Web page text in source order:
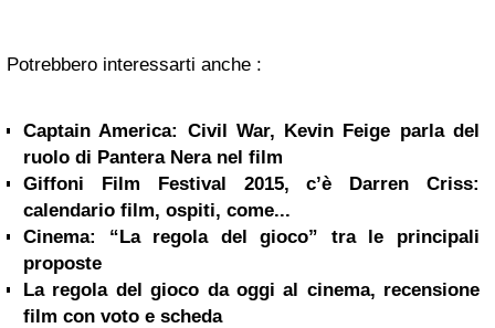
Potrebbero interessarti anche :
Captain America: Civil War, Kevin Feige parla del
ruolo di Pantera Nera nel film
Giffoni Film Festival 2015, c’è Darren Criss:
calendario film, ospiti, come...
Cinema: “La regola del gioco” tra le principali
proposte
La regola del gioco da oggi al cinema, recensione
film con voto e scheda